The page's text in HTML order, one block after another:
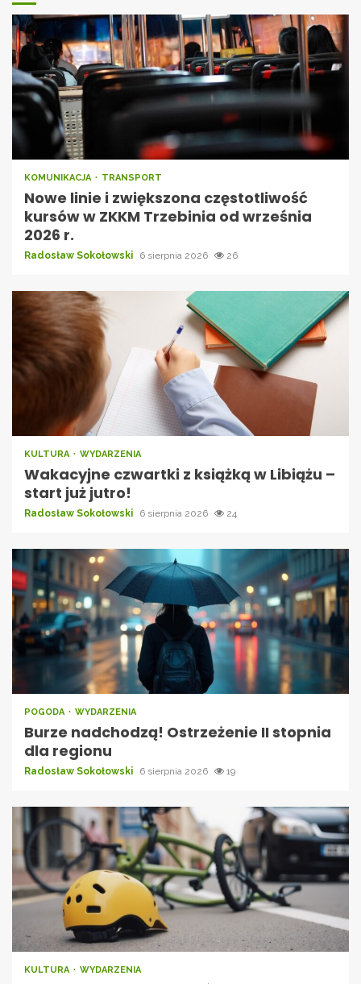
KOMUNIKACJA TRANSPORT
Nowe linie i zwiększona częstotliwość
kursów w ZKKM Trzebinia od września
2026 r.
Radosław Sokołowski 6 sierpnia 2026 26
KULTURA WYDARZENIA
Wakacyjne czwartki z książką w Libiążu –
start już jutro!
Radosław Sokołowski 6 sierpnia 2026 24
POGODA WYDARZENIA
Burze nadchodzą! Ostrzeżenie II stopnia
dla regionu
Radosław Sokołowski 6 sierpnia 2026 19
KULTURA WYDARZENIA